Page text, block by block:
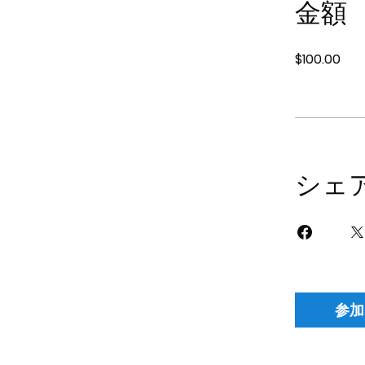
金額
$100.00
シェ
参加